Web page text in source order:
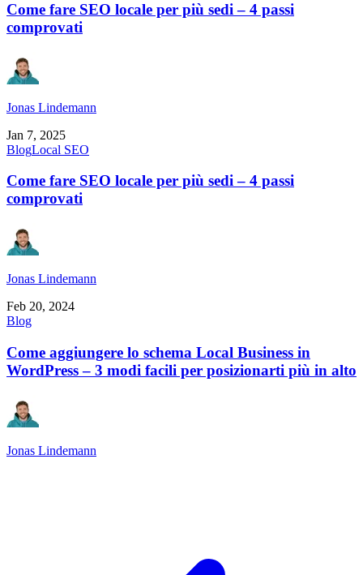
Come fare SEO locale per più sedi – 4 passi
comprovati
Jonas Lindemann
Jan 7, 2025
BlogLocal SEO
Come fare SEO locale per più sedi – 4 passi
comprovati
Jonas Lindemann
Feb 20, 2024
Blog
Come aggiungere lo schema Local Business in
WordPress – 3 modi facili per posizionarti più in alto
Jonas Lindemann